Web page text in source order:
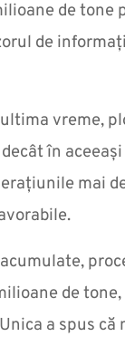
de
de
vreme,
în
mai
de
a spus